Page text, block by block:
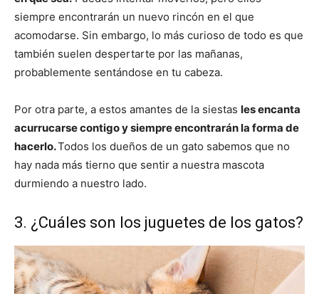
siempre encontrarán un nuevo rincón en el que
acomodarse. Sin embargo, lo más curioso de todo es que
también suelen despertarte por las mañanas,
probablemente sentándose en tu cabeza.
Por otra parte, a estos amantes de la siestas les encanta
acurrucarse contigo y siempre encontrarán la forma de
hacerlo.Todos los dueños de un gato sabemos que no
hay nada más tierno que sentir a nuestra mascota
durmiendo a nuestro lado.
3. ¿Cuáles son los juguetes de los gatos?